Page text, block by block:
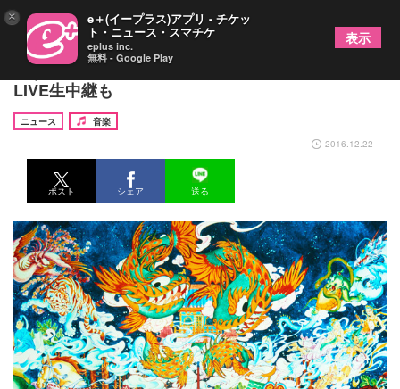
ゆず、明日の冬至ライブは熊本県で開催＆LINE
LIVE生中継も
ニュース
音楽
2016.12.22
ポスト シェア 送る
× e＋(イープラス)アプリ - チケッ
ト・ニュース・スマチケ
eplus inc.
無料 - Google Play
表示